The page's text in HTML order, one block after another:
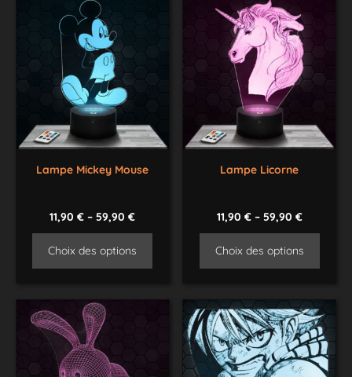
Lampe Mickey Mouse
11,90€ –59,90€
Choix des options
Lampe Licorne
11,90 €– 59,90 €
Choix des options